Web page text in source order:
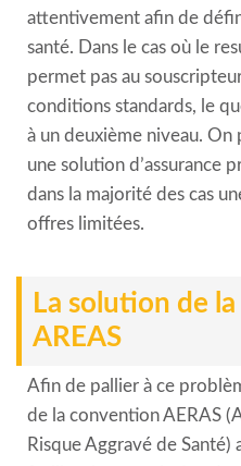
attentivement afin de
santé. Dans le cas où le
permet pas au
conditions standards, le
à un deuxième niveau.
une solution d’assurance
dans la majorité des cas
offres limitées.
La solution de
AREAS
Afin de pallier à ce
de la convention AERAS
Risque Aggravé de